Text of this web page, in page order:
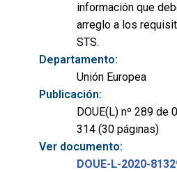
información que
arreglo a los
STS.
Departamento:
Unión Europea
Publicación:
DOUE(L) nº 289
314 (30 páginas)
Ver documento:
DOUE-L-2020-